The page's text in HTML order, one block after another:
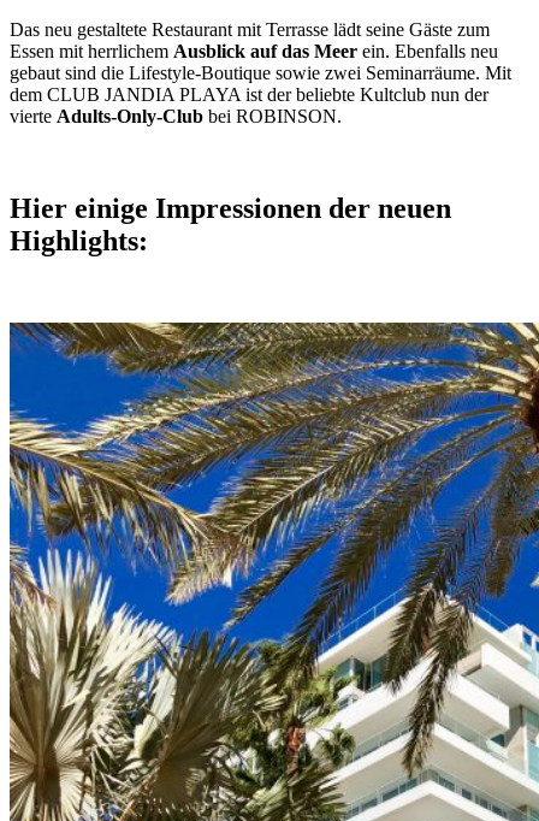
Das neu gestaltete Restaurant mit Terrasse lädt seine Gäste zum
Essen mit herrlichem Ausblick auf das Meer ein. Ebenfalls neu
gebaut sind die Lifestyle-Boutique sowie zwei Seminarräume. Mit
dem CLUB JANDIA PLAYA ist der beliebte Kultclub nun der
vierte Adults-Only-Club bei ROBINSON.
Hier einige Impressionen der neuen
Highlights: